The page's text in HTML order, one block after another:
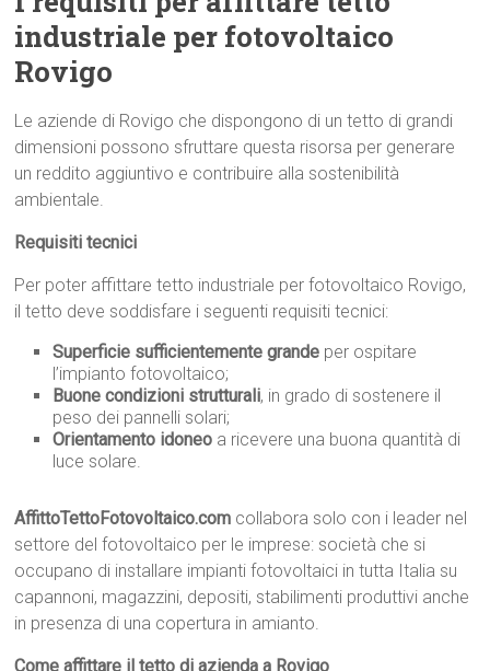
industriale per fotovoltaico
Rovigo
Le aziende di Rovigo che dispongono di un tetto di grandi
dimensioni possono sfruttare questa risorsa per generare
un reddito aggiuntivo e contribuire alla sostenibilità
ambientale.
Requisiti tecnici
Per poter affittare tetto industriale per fotovoltaico Rovigo,
il tetto deve soddisfare i seguenti requisiti tecnici:
Superficie sufficientemente grande per ospitare
l’impianto fotovoltaico;
Buone condizioni strutturali, in grado di sostenere il
peso dei pannelli solari;
Orientamento idoneo a ricevere una buona quantità di
luce solare.
AffittoTettoFotovoltaico.com collabora solo con i leader nel
settore del fotovoltaico per le imprese: società che si
occupano di installare impianti fotovoltaici in tutta Italia su
capannoni, magazzini, depositi, stabilimenti produttivi anche
in presenza di una copertura in amianto.
Come affittare il tetto di azienda a Rovigo